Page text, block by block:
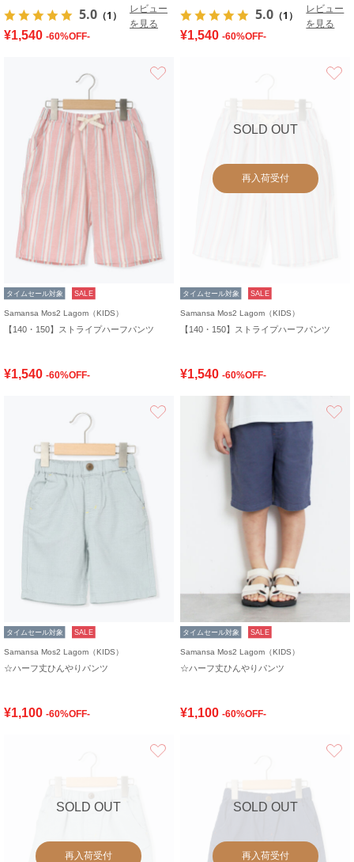
5.0 （1）
レビュー
を見る
¥1,540 -60%OFF-
5.0 （1）
レビュー
を見る
¥1,540 -60%OFF-
タイムセール対象 SALE
Samansa Mos2 Lagom（KIDS）
【140・150】ストライプハーフパンツ
¥1,540 -60%OFF-
SOLD OUT
再入荷受付
タイムセール対象 SALE
Samansa Mos2 Lagom（KIDS）
【140・150】ストライプハーフパンツ
¥1,540 -60%OFF-
タイムセール対象 SALE
Samansa Mos2 Lagom（KIDS）
☆ハーフ丈ひんやりパンツ
¥1,100 -60%OFF-
タイムセール対象 SALE
Samansa Mos2 Lagom（KIDS）
☆ハーフ丈ひんやりパンツ
¥1,100 -60%OFF-
SOLD OUT
再入荷受付
SOLD OUT
再入荷受付